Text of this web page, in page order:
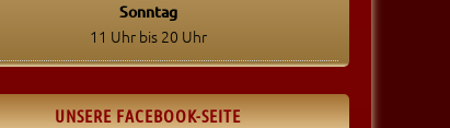
Sonntag
11 Uhr bis 20 Uhr
UNSERE FACEBOOK-SEITE